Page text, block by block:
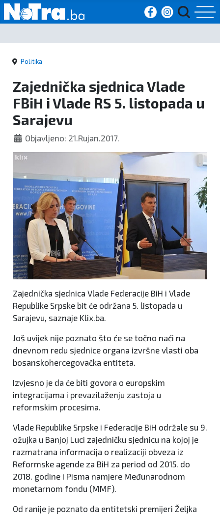
Početna
Vijesti
Sport
Kultura
Crna
kronika
Politika
Zanimljivosti
Politika
Zajednička sjednica Vlade
FBiH i Vlade RS 5. listopada u
Sarajevu
Objavljeno: 21.Rujan.2017.
Zajednička sjednica Vlade Federacije BiH i Vlade
Republike Srpske bit će održana 5. listopada u
Sarajevu, saznaje Klix.ba.
Još uvijek nije poznato što će se točno naći na
dnevnom redu sjednice organa izvršne vlasti oba
bosanskohercegovačka entiteta.
Izvjesno je da će biti govora o europskim
integracijama i prevazilaženju zastoja u
reformskim procesima.
Vlade Republike Srpske i Federacije BiH održale su 9.
ožujka u Banjoj Luci zajedničku sjednicu na kojoj je
razmatrana informacija o realizaciji obveza iz
Reformske agende za BiH za period od 2015. do
2018. godine i Pisma namjere Međunarodnom
monetarnom fondu (MMF).
Od ranije je poznato da entitetski premijeri Željka